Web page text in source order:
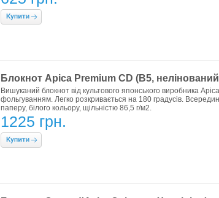
Блокнот Apica Premium CD (B5,
Вишуканий блокнот від культового японського виробника
фольгуванням. Легко розкривається на 180 градусів.
паперу, білого кольору, щільністю 86,5 г/м2.
1225 грн.